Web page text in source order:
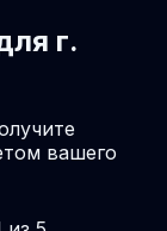
г.
вашего